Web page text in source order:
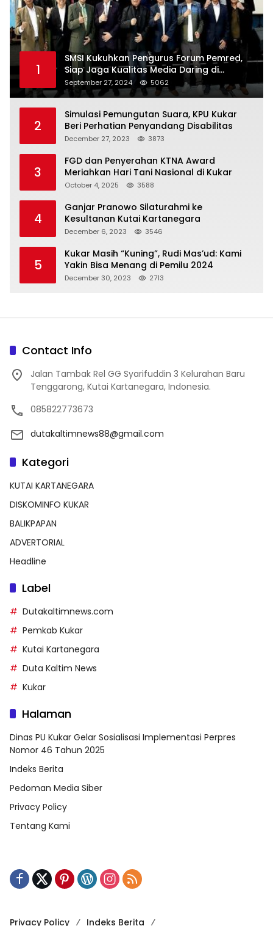
1
SMSI Kukuhkan Pengurus Forum Pemred,
Siap Jaga Kualitas Media Daring di
Indonesia
September 27, 2024 5062
2
Simulasi Pemungutan Suara, KPU Kukar
Beri Perhatian Penyandang Disabilitas
December 27, 2023 3873
3
FGD dan Penyerahan KTNA Award
Meriahkan Hari Tani Nasional di Kukar
October 4, 2025 3588
4
Ganjar Pranowo Silaturahmi ke
Kesultanan Kutai Kartanegara
December 6, 2023 3546
5
Kukar Masih “Kuning”, Rudi Mas’ud: Kami
Yakin Bisa Menang di Pemilu 2024
December 30, 2023 2713
Contact Info
Jalan Tambak Rel GG Syarifuddin 3 Kelurahan Baru
Tenggarong, Kutai Kartanegara, Indonesia.
085822773673
dutakaltimnews88@gmail.com
Kategori
KUTAI KARTANEGARA
DISKOMINFO KUKAR
BALIKPAPAN
ADVERTORIAL
Headline
Label
Dutakaltimnews.com
Pemkab Kukar
Kutai Kartanegara
Duta Kaltim News
Kukar
Halaman
Dinas PU Kukar Gelar Sosialisasi Implementasi Perpres
Nomor 46 Tahun 2025
Indeks Berita
Pedoman Media Siber
Privacy Policy
Tentang Kami
Privacy Policy Indeks Berita